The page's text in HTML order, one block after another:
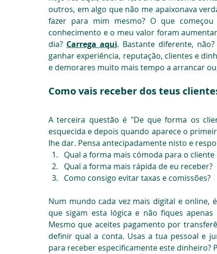
outros, em algo que não me apaixonava
fazer para mim mesmo? O que
conhecimento e o meu valor foram
dia? Carrega aqui. Bastante diferente,
ganhar experiência, reputação, clientes e
e demorares muito mais tempo a arrancar
Como vais receber dos teus
A terceira questão é "De que forma os
esquecida e depois quando aparece o
lhe dar. Pensa antecipadamente nisto e
Qual a forma mais cómoda para o cliente
Qual a forma mais rápida de eu receber?
Como consigo evitar taxas e comissões?
Num mundo cada vez mais digital e
que sigam esta lógica e não fiques
Mesmo que aceites pagamento por
definir qual a conta. Usas a tua pessoal e
para receber especificamente este